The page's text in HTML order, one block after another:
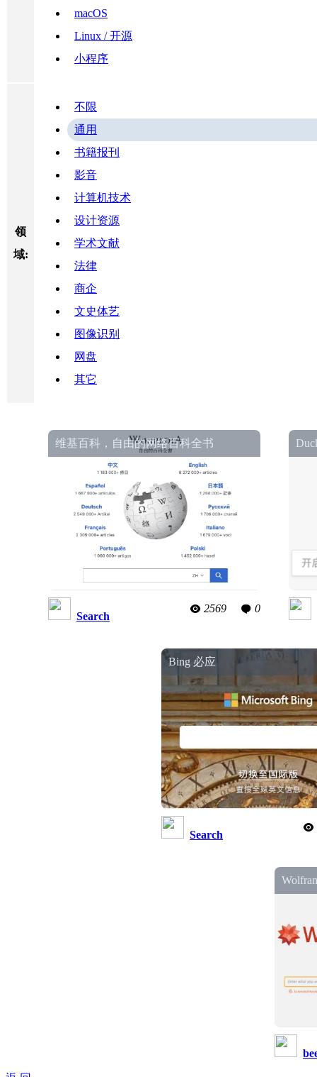
macOS
Linux / 开源
小程序
领
域:
不限
通用
书籍报刊
影音
计算机技术
设计资源
学术文献
法律
商企
文史体艺
图像识别
网盘
其它
维基百科，自由的网络百科全书
Search
0
2569
Bing 必应
Search